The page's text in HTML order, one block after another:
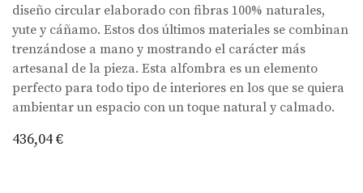
diseño circular elaborado con fibras 100% naturales,
yute y cáñamo. Estos dos últimos materiales se combinan
trenzándose a mano y mostrando el carácter más
artesanal de la pieza. Esta alfombra es un elemento
perfecto para todo tipo de interiores en los que se quiera
ambientar un espacio con un toque natural y calmado.
436,04€